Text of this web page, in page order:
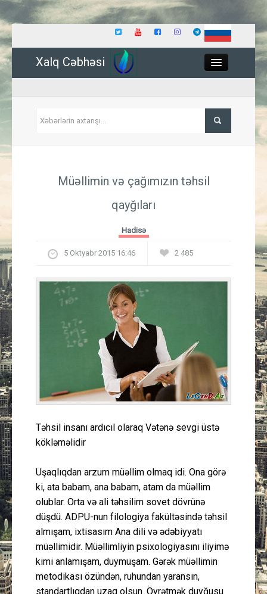
Xalq Cəbhəsi
İqtisadiyyat
Güney Azərbaycan
Müsahibə
İdman
Layihə
Gündəm
Müəllimin və çağımızın təhsil
qayğıları
Hadisə
5 Oktyabr 2015 16:46 2 485
Təhsil insanı ardıcıl olaraq Vətənə sevgi üstə
kökləməlidir
Uşaqlıqdan arzum müəllim olmaq idi. Ona görə
ki, ata babam, ana babam, atam da müəllim
olublar. Orta və ali təhsilim sovet dövrünə
düşdü. ADPU-nun filologiya fakültəsində təhsil
almışam, ixtisasım Ana dili və ədəbiyyatı
müəllimidir. Müəllimliyin psixologiyasını iliyimə
kimi anlamışam, duymuşam. Gərək müəllimin
metodikası özündən, ruhundan yaransın,
standartlıqdan uzaq olsun. Öyrətmək duyğusu